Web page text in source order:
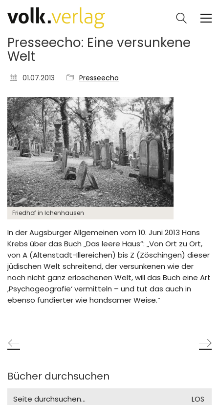
Presseecho: Eine versunkene
Welt
01.07.2013 Presseecho
Friedhof in Ichenhausen
In der Augsburger Allgemeinen vom 10. Juni 2013 Hans
Krebs über das Buch „Das leere Haus“: „Von Ort zu Ort,
von A (Altenstadt-Illereichen) bis Z (Zöschingen) dieser
jüdischen Welt schreitend, der versunkenen wie der
noch nicht ganz erloschenen Welt, will das Buch eine Art
,Psychogeografie‘ vermitteln – und tut das auch in
ebenso fundierter wie handsamer Weise.“
Bücher durchsuchen
for: